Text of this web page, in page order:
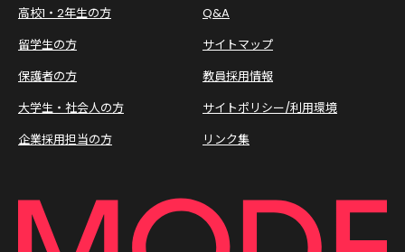
高校1・2年生の方
留学生の方
保護者の方
大学生・社会人の方
企業採用担当の方
Q&A
サイトマップ
教員採用情報
サイトポリシー/利用環境
リンク集